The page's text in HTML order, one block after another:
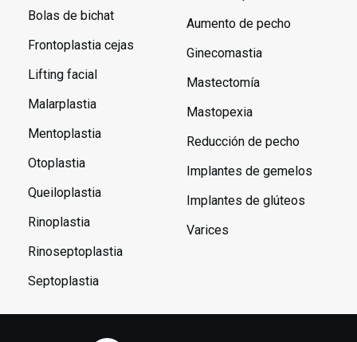
Bolas de bichat
Frontoplastia cejas
Lifting facial
Malarplastia
Mentoplastia
Otoplastia
Queiloplastia
Rinoplastia
Rinoseptoplastia
Septoplastia
Aumento de pecho
Ginecomastia
Mastectomía
Mastopexia
Reducción de pecho
Implantes de gemelos
Implantes de glúteos
Varices